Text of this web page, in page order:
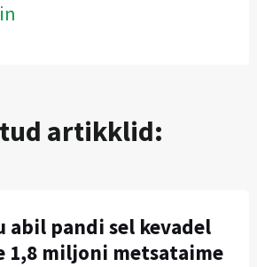
artikklid:
abil pandi sel kevadel
1,8 miljoni metsataime